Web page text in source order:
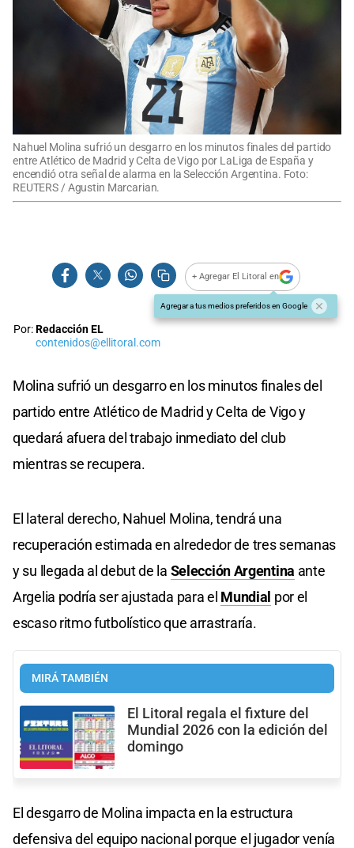
Nahuel Molina sufrió un desgarro en los minutos finales del partido
entre Atlético de Madrid y Celta de Vigo por LaLiga de España y
encendió otra señal de alarma en la Selección Argentina. Foto:
REUTERS / Agustin Marcarian.
+ Agregar El Litoral en
Agregar a tus medios preferidos en Google
Por:Redacción EL
contenidos@ellitoral.com
Molina sufrió un desgarro en los minutos finales del
partido entre Atlético de Madrid y Celta de Vigo y
quedará afuera del trabajo inmediato del club
mientras se recupera.
El lateral derecho, Nahuel Molina, tendrá una
recuperación estimada en alrededor de tres semanas
y su llegada al debut de la Selección Argentina ante
Argelia podría ser ajustada para el Mundial por el
escaso ritmo futbolístico que arrastraría.
MIRÁ TAMBIÉN
El Litoral regala el fixture del
Mundial 2026 con la edición del
domingo
El desgarro de Molina impacta en la estructura
defensiva del equipo nacional porque el jugador venía